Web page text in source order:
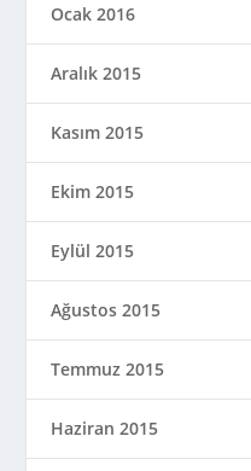
Ocak 2016
Aralık 2015
Kasım 2015
Ekim 2015
Eylül 2015
Ağustos 2015
Temmuz 2015
Haziran 2015